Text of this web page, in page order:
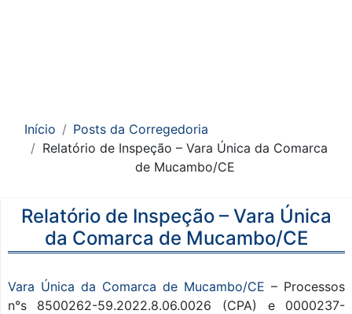
Início
Posts da Corregedoria
Relatório de Inspeção – Vara Única da Comarca
de Mucambo/CE
Relatório de Inspeção – Vara Única
da Comarca de Mucambo/CE
Vara Única da Comarca de Mucambo/CE – Processos
n°s 8500262-59.2022.8.06.0026 (CPA) e 0000237-